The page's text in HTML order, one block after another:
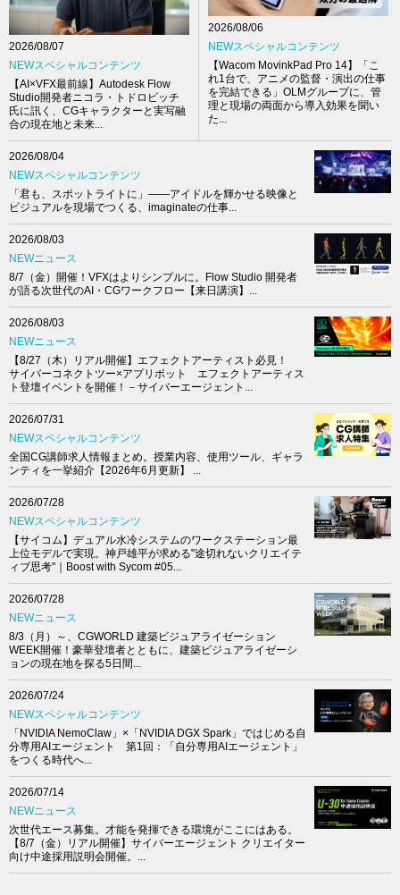
2026/08/07
NEWスペシャルコンテンツ
【AI×VFX最前線】Autodesk Flow
Studio開発者ニコラ・トドロビッチ
氏に訊く、CGキャラクターと実写融
合の現在地と未来...
2026/08/06
NEWスペシャルコンテンツ
【Wacom MovinkPad Pro 14】「こ
れ1台で、アニメの監督・演出の仕事
を完結できる」OLMグループに、管
理と現場の両面から導入効果を聞い
た...
2026/08/04
NEWスペシャルコンテンツ
「君も、スポットライトに」――アイドルを輝かせる映像と
ビジュアルを現場でつくる、imaginateの仕事...
2026/08/03
NEWニュース
8/7（金）開催！VFXはよりシンプルに。Flow Studio 開発者
が語る次世代のAI・CGワークフロー【来日講演】...
2026/08/03
NEWニュース
【8/27（木）リアル開催】エフェクトアーティスト必見！
サイバーコネクトツー×アプリボット エフェクトアーティス
ト登壇イベントを開催！－サイバーエージェント...
2026/07/31
NEWスペシャルコンテンツ
全国CG講師求人情報まとめ。授業内容、使用ツール、ギャラ
ンティを一挙紹介【2026年6月更新】 ...
2026/07/28
NEWスペシャルコンテンツ
【サイコム】デュアル水冷システムのワークステーション最
上位モデルで実現。神戸雄平が求める"途切れないクリエイテ
ィブ思考"｜Boost with Sycom #05...
2026/07/28
NEWニュース
8/3（月）～、CGWORLD 建築ビジュアライゼーション
WEEK開催！豪華登壇者とともに、建築ビジュアライゼーシ
ョンの現在地を探る5日間...
2026/07/24
NEWスペシャルコンテンツ
「NVIDIA NemoClaw」×「NVIDIA DGX Spark」ではじめる自
分専用AIエージェント 第1回：「自分専用AIエージェント」
をつくる時代へ...
2026/07/14
NEWニュース
次世代エース募集。才能を発揮できる環境がここにはある。
【8/7（金）リアル開催】サイバーエージェント クリエイター
向け中途採用説明会開催。...